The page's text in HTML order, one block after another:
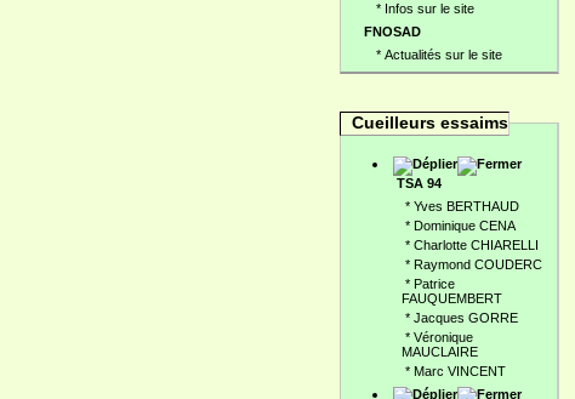
* Infos sur le site
FNOSAD
* Actualités sur le site
Cueilleurs essaims
TSA 94
* Yves BERTHAUD
* Dominique CENA
* Charlotte CHIARELLI
* Raymond COUDERC
* Patrice
FAUQUEMBERT
* Jacques GORRE
* Véronique
MAUCLAIRE
* Marc VINCENT